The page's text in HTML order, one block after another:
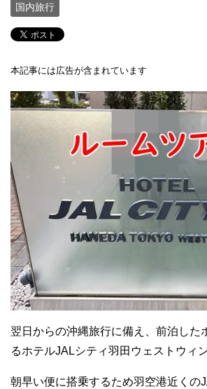
国内旅行
本記事には広告が含まれています
翌日からの沖縄旅行に備え、前泊した
るホテルJALシティ羽田ウェストウィン
朝早い便に搭乗するため羽空港近くの